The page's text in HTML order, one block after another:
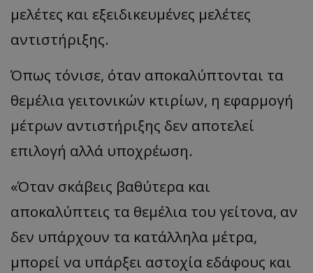
μελέτες και εξειδικευμένες μελέτες
αντιστήριξης.
Όπως τόνισε, όταν αποκαλύπτονται τα
θεμέλια γειτονικών κτιρίων, η εφαρμογή
μέτρων αντιστήριξης δεν αποτελεί
επιλογή αλλά υποχρέωση.
«Όταν σκάβεις βαθύτερα και
αποκαλύπτεις τα θεμέλια του γείτονα, αν
δεν υπάρχουν τα κατάλληλα μέτρα,
μπορεί να υπάρξει αστοχία εδάφους και